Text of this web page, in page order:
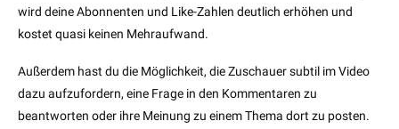
wird deine Abonnenten und Like-Zahlen deutlich erhöhen und
kostet quasi keinen Mehraufwand.
Außerdem hast du die Möglichkeit, die Zuschauer subtil im Video
dazu aufzufordern, eine Frage in den Kommentaren zu
beantworten oder ihre Meinung zu einem Thema dort zu posten.